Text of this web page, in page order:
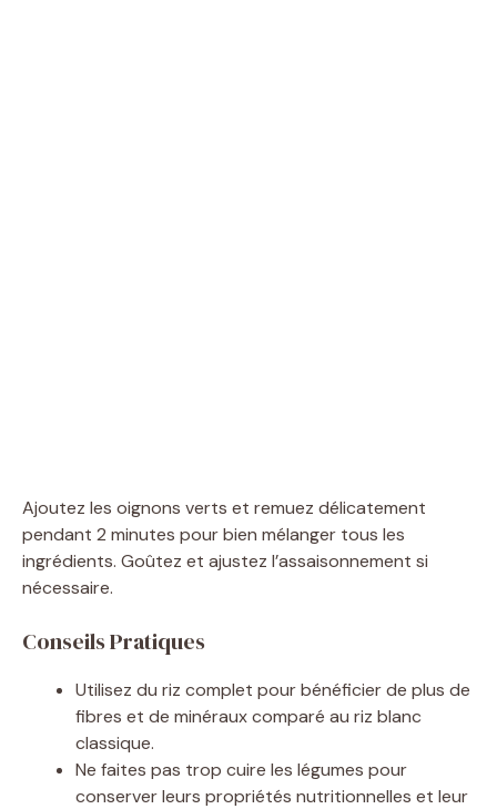
Ajoutez les oignons verts et remuez délicatement
pendant 2 minutes pour bien mélanger tous les
ingrédients. Goûtez et ajustez l’assaisonnement si
nécessaire.
Conseils Pratiques
Utilisez du riz complet pour bénéficier de plus de
fibres et de minéraux comparé au riz blanc
classique.
Ne faites pas trop cuire les légumes pour
conserver leurs propriétés nutritionnelles et leur